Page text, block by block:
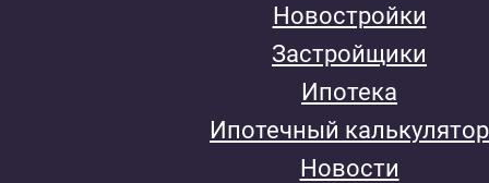
Новостройки
Застройщики
Ипотека
Ипотечный калькулятор
Новости